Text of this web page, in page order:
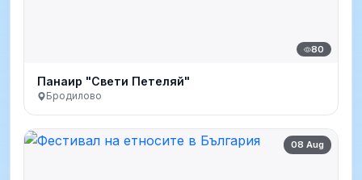
80
Панаир "Свети Петеляй"
Бродилово
08 Aug